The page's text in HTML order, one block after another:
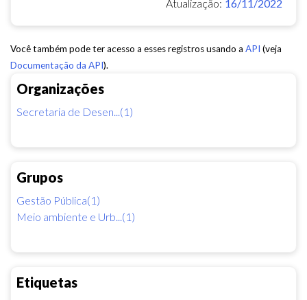
Organizações
Secretaria de Desen...(1)
Grupos
Gestão Pública(1)
Meio ambiente e Urb...(1)
Etiquetas
Atualização: 16/11/2022
Você também pode ter acesso a esses registros usando a API (veja
Documentação da API).